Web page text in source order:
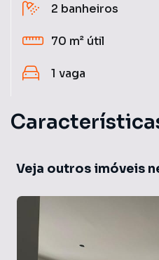
2 banheiros
70 m² útil
1 vaga
Veja outros imóveis